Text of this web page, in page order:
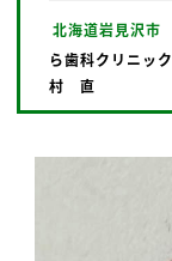
北海道岩見沢市
ら歯科クリニック
村 直